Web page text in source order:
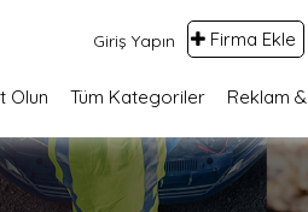
Giriş Yapın Firma Ekle
Olun Tüm Kategoriler Reklam &